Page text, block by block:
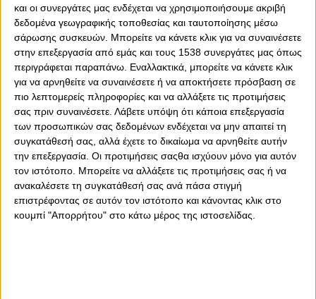
και οι συνεργάτες μας ενδέχεται να χρησιμοποιήσουμε ακριβή
δεδομένα γεωγραφικής τοποθεσίας και ταυτοποίησης μέσω
σάρωσης συσκευών. Μπορείτε να κάνετε κλικ για να συναινέσετε
στην επεξεργασία από εμάς και τους 1538 συνεργάτες μας όπως
περιγράφεται παραπάνω. Εναλλακτικά, μπορείτε να κάνετε κλικ
για να αρνηθείτε να συναινέσετε ή να αποκτήσετε πρόσβαση σε
πιο λεπτομερείς πληροφορίες και να αλλάξετε τις προτιμήσεις
σας πριν συναινέσετε. Λάβετε υπόψη ότι κάποια επεξεργασία
των προσωπικών σας δεδομένων ενδέχεται να μην απαιτεί τη
συγκατάθεσή σας, αλλά έχετε το δικαίωμα να αρνηθείτε αυτήν
την επεξεργασία. Οι προτιμήσεις σαςθα ισχύουν μόνο για αυτόν
τον ιστότοπο. Μπορείτε να αλλάξετε τις προτιμήσεις σας ή να
ανακαλέσετε τη συγκατάθεσή σας ανά πάσα στιγμή
επιστρέφοντας σε αυτόν τον ιστότοπο και κάνοντας κλικ στο
κουμπί "Απορρήτου" στο κάτω μέρος της ιστοσελίδας.
0 0
Πρόβλημα της τελευταίας στιγμής προέκυψε στον
Ολυμπιακό, ενόψει της αποψινής ρεβάνς για τα ημιτελικά
του Κυπέλλου Ελλάδας, με αντίπαλο την ΑΕΚ, στο «Γ.
Καραϊσκάκης». Κι αυτό, διότι ο Ροντινέι τέθηκε νοκ άουτ
για την μεγάλη «μάχη» με τους «κιτρινόμαυρους», λόγω
μιας ίωσης που τον ταλαιπωρεί.
Ο Βραζιλιάνος δεξιός μπακ, ο οποίος παραμένει κλινήρης